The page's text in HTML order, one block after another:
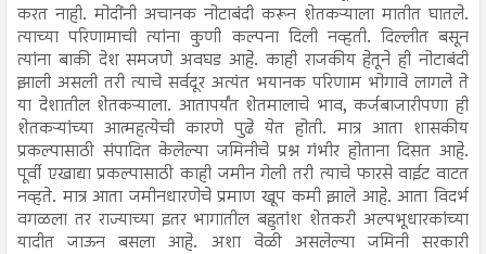
करत नाही. मोदींनी अचानक नोटाबंदी करून शेतकऱ्याला मातीत घातले.
त्याच्या परिणामाची त्यांना कुणी कल्पना दिली नव्हती. दिल्लीत बसून
त्यांना बाकी देश समजणे अवघड आहे. काही राजकीय हेतूने ही नोटाबंदी
झाली असली तरी त्याचे सर्वदूर अत्यंत भयानक परिणाम भोगावे लागले ते
या देशातील शेतकऱ्याला. आतापर्यंत शेतमालाचे भाव, कर्जबाजारीपणा ही
शेतकऱ्यांच्या आत्महत्येची कारणे पुढे येत होती. मात्र आता शासकीय
प्रकल्पासाठी संपादित केलेल्या जमिनीचे प्रश्न गंभीर होताना दिसत आहे.
पूर्वी एखाद्या प्रकल्पासाठी काही जमीन गेली तरी त्याचे फारसे वाईट वाटत
नव्हते. मात्र आता जमीनधारणेचे प्रमाण खूप कमी झाले आहे. आता विदर्भ
वगळला तर राज्याच्या इतर भागातील बहुतांश शेतकरी अल्पभूधारकांच्या
यादीत जाऊन बसला आहे. अशा वेळी असलेल्या जमिनी सरकारी